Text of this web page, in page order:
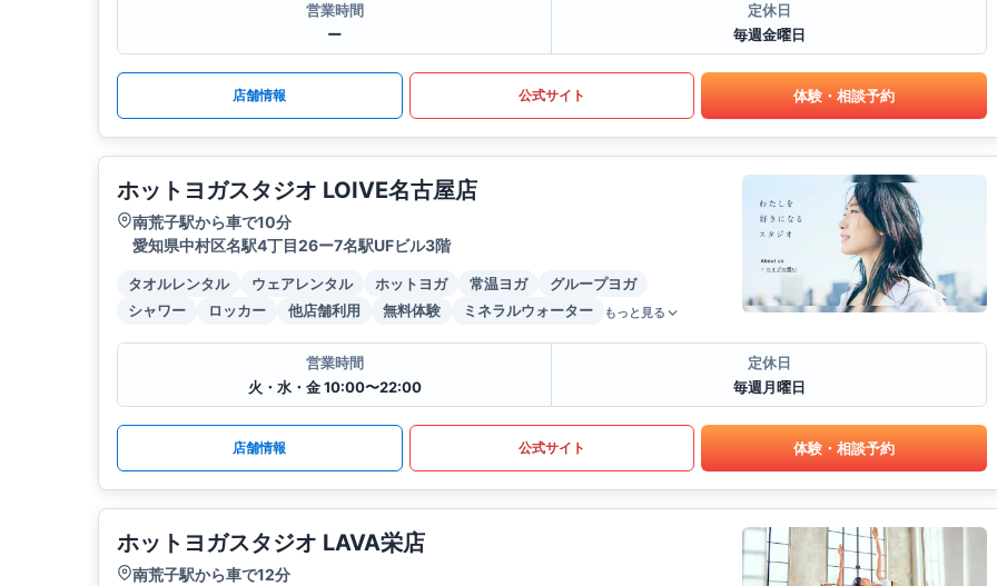
営業時間
ー
定休日
毎週金曜日
店舗情報 公式サイト 体験・相談予約
ホットヨガスタジオ LOIVE名古屋店
南荒子駅から車で10分
愛知県中村区名駅4丁目26ー7名駅UFビル3階
タオルレンタル ウェアレンタル ホットヨガ 常温ヨガ
グループヨガ
シャワー
ロッカー 他店舗利用 無料体験 ミネラルウォーター もっと見る
営業時間
火・水・金 10:00〜22:00
定休日
毎週月曜日
店舗情報 公式サイト 体験・相談予約
ホットヨガスタジオ LAVA栄店
南荒子駅から車で12分